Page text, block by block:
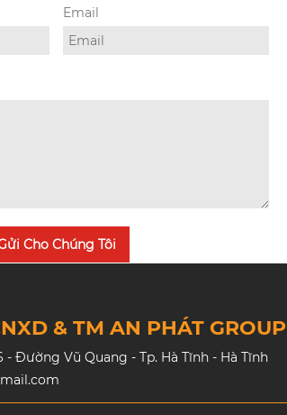
Email
Cho Chúng Tôi
& TM AN PHÁT GROUP
- Đường Vũ Quang - Tp. Hà Tĩnh - Hà Tĩnh